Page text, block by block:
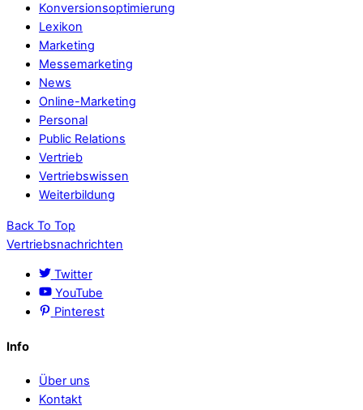
Konversionsoptimierung
Lexikon
Marketing
Messemarketing
News
Online-Marketing
Personal
Public Relations
Vertrieb
Vertriebswissen
Weiterbildung
Back To Top
Vertriebsnachrichten
Twitter
YouTube
Pinterest
Info
Über uns
Kontakt